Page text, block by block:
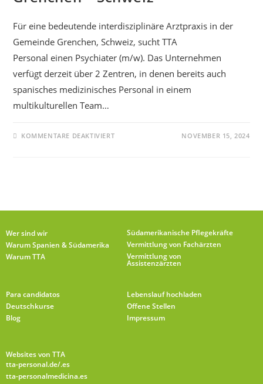
Für eine bedeutende interdisziplinäre Arztpraxis in der
Gemeinde Grenchen, Schweiz, sucht TTA
Personal einen Psychiater (m/w). Das Unternehmen
verfügt derzeit über 2 Zentren, in denen bereits auch
spanisches medizinisches Personal in einem
multikulturellen Team…
KOMMENTARE DEAKTIVIERT NOVEMBER 15, 2024
Wer sind wir
Warum Spanien & Südamerika
Warum TTA
Südamerikanische Pflegekräfte
Vermittlung von Fachärzten
Vermittlung von
Assistenzärzten
Para candidatos
Deutschkurse
Blog
Lebenslauf hochladen
Offene Stellen
Impressum
Websites von TTA
tta-personal.de/.es
tta-personalmedicina.es